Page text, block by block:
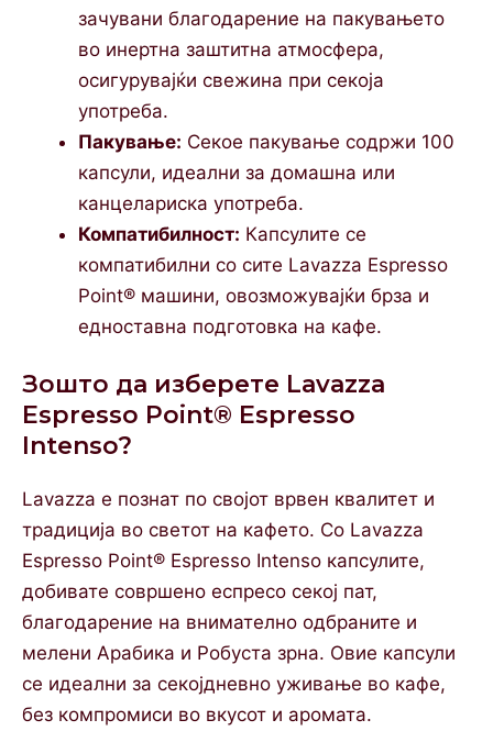
зачувани благодарение на пакувањето
во инертна заштитна атмосфера,
осигурувајќи свежина при секоја
употреба.
Пакување: Секое пакување содржи 100
капсули, идеални за домашна или
канцелариска употреба.
Компатибилност: Капсулите се
компатибилни со сите Lavazza Espresso
Point® машини, овозможувајќи брза и
едноставна подготовка на кафе.
Зошто да изберете Lavazza
Espresso Point® Espresso
Intenso?
Lavazza е познат по својот врвен квалитет и
традиција во светот на кафето. Со Lavazza
Espresso Point® Espresso Intenso капсулите,
добивате совршено еспресо секој пат,
благодарение на внимателно одбраните и
мелени Арабика и Робуста зрна. Овие капсули
се идеални за секојдневно уживање во кафе,
без компромиси во вкусот и аромата.